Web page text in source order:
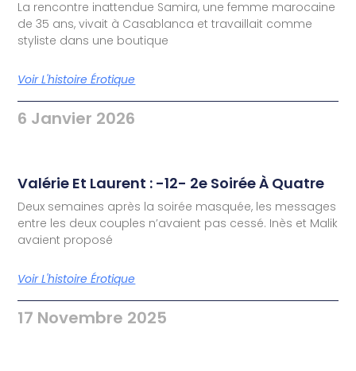
La rencontre inattendue Samira, une femme marocaine
de 35 ans, vivait à Casablanca et travaillait comme
styliste dans une boutique
Voir L'histoire Érotique
6 Janvier 2026
Valérie Et Laurent : -12- 2e Soirée À Quatre
Deux semaines après la soirée masquée, les messages
entre les deux couples n’avaient pas cessé. Inès et Malik
avaient proposé
Voir L'histoire Érotique
17 Novembre 2025